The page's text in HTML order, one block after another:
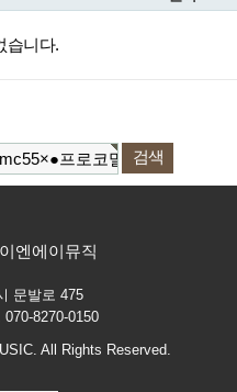
습니다.
엔에이뮤직
문발로 475
8270-0150
All Rights Reserved.